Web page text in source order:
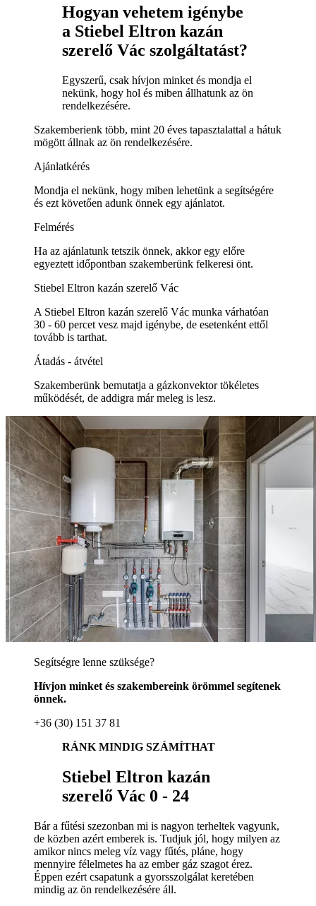
Hogyan vehetem igénybe
a Stiebel Eltron kazán
szerelő Vác szolgáltatást?
Egyszerű, csak hívjon minket és mondja el
nekünk, hogy hol és miben állhatunk az ön
rendelkezésére.
Szakemberienk több, mint 20 éves tapasztalattal a hátuk
mögött állnak az ön rendelkezésére.
Ajánlatkérés
Mondja el nekünk, hogy miben lehetünk a segítségére
és ezt követően adunk önnek egy ajánlatot.
Felmérés
Ha az ajánlatunk tetszik önnek, akkor egy előre
egyeztett időpontban szakemberünk felkeresi önt.
Stiebel Eltron kazán szerelő Vác
A Stiebel Eltron kazán szerelő Vác munka várhatóan
30 - 60 percet vesz majd igénybe, de esetenként ettől
tovább is tarthat.
Átadás - átvétel
Szakemberünk bemutatja a gázkonvektor tökéletes
működését, de addigra már meleg is lesz.
Segítségre lenne szüksége?
Hívjon minket és szakembereink örömmel segítenek
önnek.
+36 (30) 151 37 81
RÁNK MINDIG SZÁMÍTHAT
Stiebel Eltron kazán
szerelő Vác 0 - 24
Bár a fűtési szezonban mi is nagyon terheltek vagyunk,
de közben azért emberek is. Tudjuk jól, hogy milyen az
amikor nincs meleg víz vagy fűtés, pláne, hogy
mennyire félelmetes ha az ember gáz szagot érez.
Éppen ezért csapatunk a gyorsszolgálat keretében
mindig az ön rendelkezésére áll.